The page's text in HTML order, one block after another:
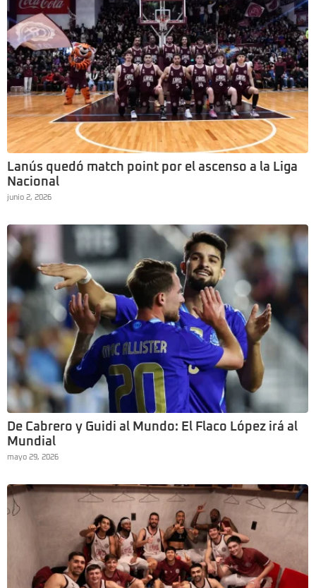
Lanús quedó match point por el ascenso a la Liga
Nacional
junio 2, 2026
De Cabrero y Guidi al Mundo: El Flaco López irá al
Mundial
mayo 29, 2026